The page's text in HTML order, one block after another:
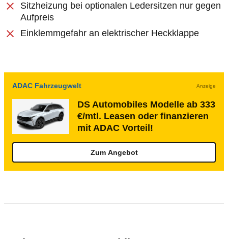
Sitzheizung bei optionalen Ledersitzen nur gegen
Aufpreis
Einklemmgefahr an elektrischer Heckklappe
ADAC Fahrzeugwelt Anzeige
DS Automobiles Modelle ab 333
€/mtl. Leasen oder finanzieren
mit ADAC Vorteil!
Zum Angebot